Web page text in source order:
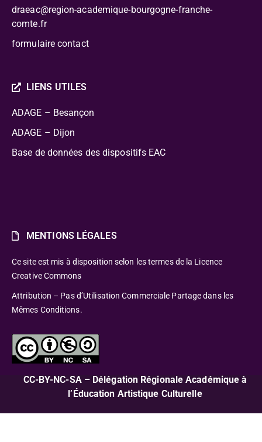
draeac@region-academique-bourgogne-franche-
comte.fr
formulaire contact
LIENS UTILES
ADAGE – Besançon
ADAGE – Dijon
Base de données des dispositifs EAC
MENTIONS LÉGALES
Ce site est mis à disposition selon les termes de la Licence
Creative Commons
Attribution – Pas d’Utilisation Commerciale Partage dans les
Mêmes Conditions.
CC-BY-NC-SA – Délégation Régionale Académique à
l’Éducation Artistique Culturelle